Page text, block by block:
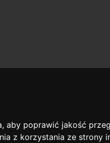
poprawić jakość
z korzystania ze strony